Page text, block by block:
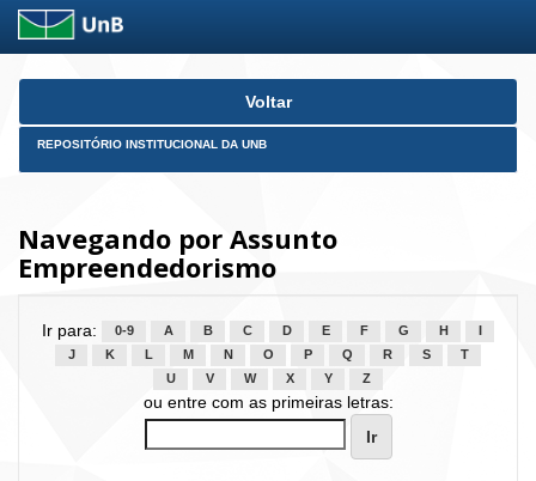
Skip
Voltar
REPOSITÓRIO INSTITUCIONAL DA UNB
Navegando por Assunto
Empreendedorismo
Ir para: 0-9 A B C D E F G H
J
K L M N O P Q R S
T
U
V W X Y Z
ou entre com as primeiras letras: